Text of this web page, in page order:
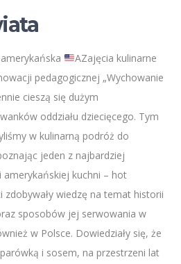
AZajęcia kulinarne
pedagogicznej „Wychowanie
cieszą się dużym
oddziału dziecięcego. Tym
w kulinarną podróż do
jeden z najbardziej
kuchni – hot
zdobywały wiedzę na temat historii
sposobów jej serwowania w
w Polsce. Dowiedziały się, że
i sosem, na przestrzeni lat